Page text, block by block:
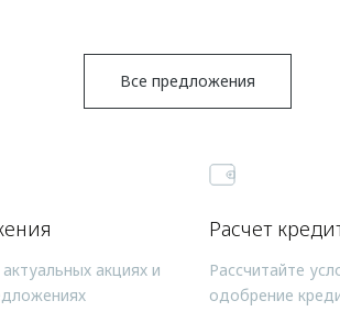
Все предложения
акциях и
Расчет
Рассчитайте
одобрение